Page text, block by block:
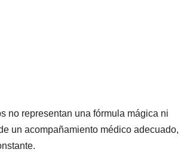
no representan una fórmula mágica ni
un acompañamiento médico adecuado,